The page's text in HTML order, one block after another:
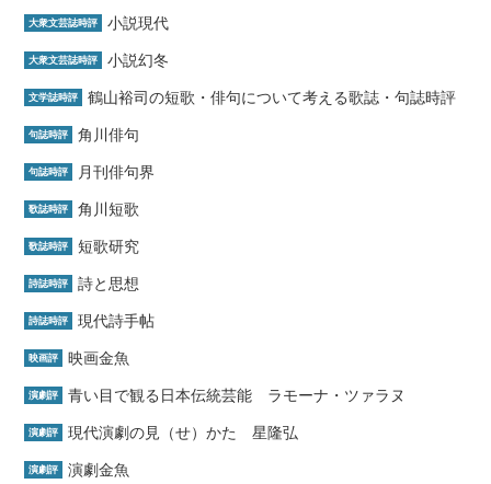
大衆文芸誌時評 小説現代
大衆文芸誌時評 小説幻冬
文学誌時評 鶴山裕司の短歌・俳句について考える歌誌・句誌時評
句誌時評 角川俳句
句誌時評 月刊俳句界
歌誌時評 角川短歌
歌誌時評 短歌研究
詩誌時評 詩と思想
詩誌時評 現代詩手帖
映画評 映画金魚
演劇評 青い目で観る日本伝統芸能 ラモーナ・ツァラヌ
演劇評 現代演劇の見（せ）かた 星隆弘
演劇評 演劇金魚